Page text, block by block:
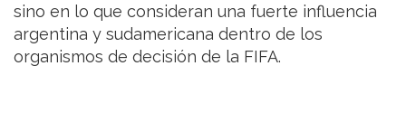
sino en lo que consideran una fuerte influencia
argentina y sudamericana dentro de los
organismos de decisión de la FIFA.